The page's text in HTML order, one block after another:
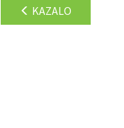
KAZALO